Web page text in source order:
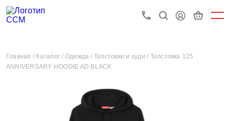
Главная / Каталог / Одежда / Толстовки и худи / Толстовка 125
ANNIVERSARY HOODIE AD BLACK